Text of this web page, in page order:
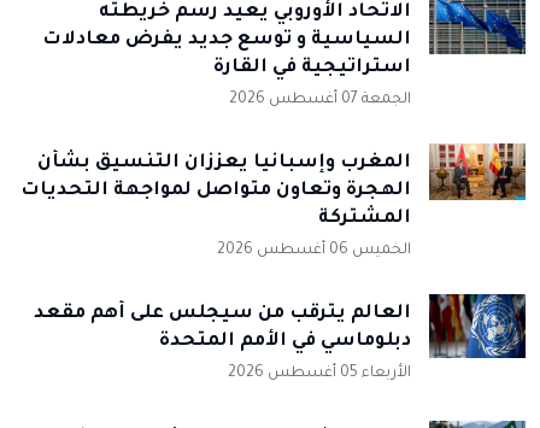
الاتحاد الأوروبي يعيد رسم خريطته
السياسية و توسع جديد يفرض معادلات
استراتيجية في القارة
الجمعة 07 أغسطس 2026
المغرب وإسبانيا يعززان التنسيق بشأن
الهجرة وتعاون متواصل لمواجهة التحديات
المشتركة
الخميس 06 أغسطس 2026
العالم يترقب من سيجلس على أهم مقعد
دبلوماسي في الأمم المتحدة
الأربعاء 05 أغسطس 2026